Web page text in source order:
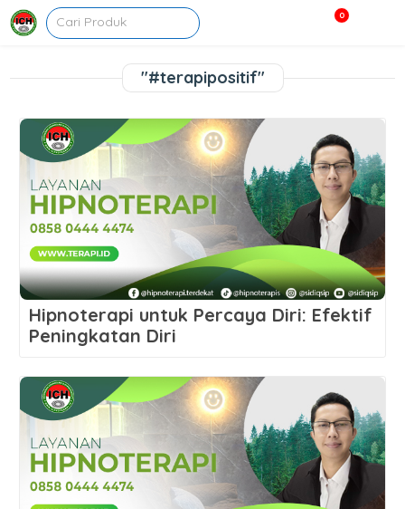
0
"#terapipositif"
Hipnoterapi untuk Percaya Diri: Efektif
Peningkatan Diri